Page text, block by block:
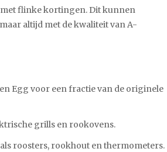
flinke kortingen. Dit kunnen
altijd met de kwaliteit van A-
Egg voor een fractie van de originele
grills en rookovens.
roosters, rookhout en thermometers.